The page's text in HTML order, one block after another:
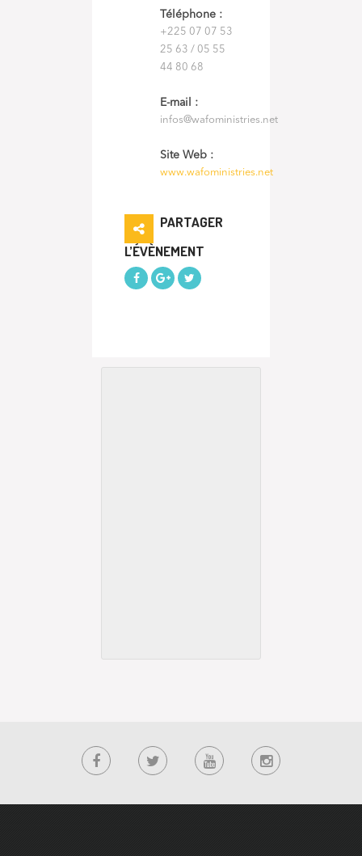
Téléphone :
+225 07 07 53
25 63 / 05 55
44 80 68
E-mail :
infos@wafoministries.net
Site Web :
www.wafoministries.net
PARTAGER
L’ÉVÈNEMENT